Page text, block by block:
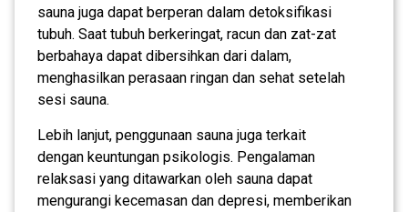
sauna juga dapat berperan dalam detoksifikasi
tubuh. Saat tubuh berkeringat, racun dan zat-zat
berbahaya dapat dibersihkan dari dalam,
menghasilkan perasaan ringan dan sehat setelah
sesi sauna.
Lebih lanjut, penggunaan sauna juga terkait
dengan keuntungan psikologis. Pengalaman
relaksasi yang ditawarkan oleh sauna dapat
mengurangi kecemasan dan depresi, memberikan